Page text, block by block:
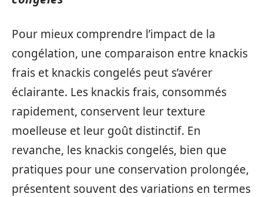
Pour mieux comprendre l’impact de la
congélation, une comparaison entre knackis
frais et knackis congelés peut s’avérer
éclairante. Les knackis frais, consommés
rapidement, conservent leur texture
moelleuse et leur goût distinctif. En
revanche, les knackis congelés, bien que
pratiques pour une conservation prolongée,
présentent souvent des variations en termes